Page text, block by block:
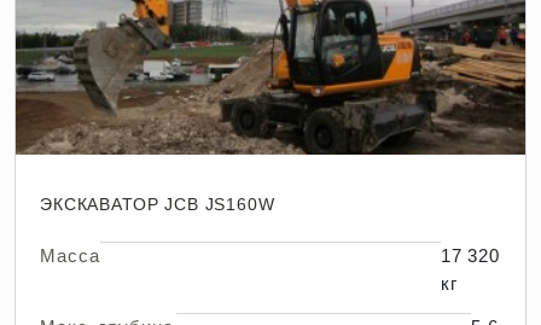
ЭКСКАВАТОР JCB JS160W
Масса
17 320
кг